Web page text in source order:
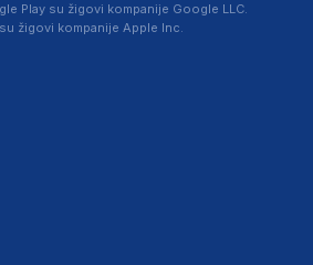
Play su žigovi kompanije Google LLC.
žigovi kompanije Apple Inc.